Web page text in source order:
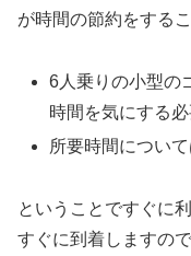
が時間の節約をする
6人乗りの小型の
時間を気にする必
所要時間につい
ということですぐに
すぐに到着しますの